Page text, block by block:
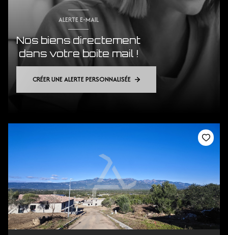
ALERTE E-MAIL
Nos biens directement
dans votre boite mail !
CRÉER UNE ALERTE PERSONNALISÉE